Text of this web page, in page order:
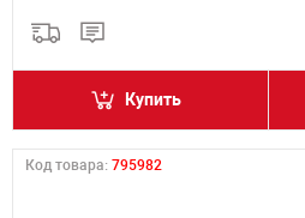
Купить
Код товара: 795982